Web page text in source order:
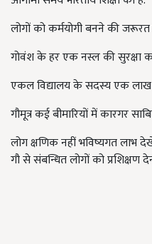
लोगों को कर्मयोगी बनने की जरूरत
गोवंश के हर एक नस्ल की सुरक्षा
एकल विद्यालय के सदस्य एक लाख
गौमूत्र कई बीमारियों में कारगर
लोग क्षणिक नहीं भविष्यगत लाभ
गौ से संबन्धित लोगों को प्रशिक्षण